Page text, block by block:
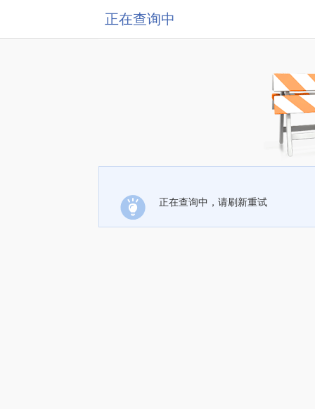
正在查询中
正在查询中，请刷新重试